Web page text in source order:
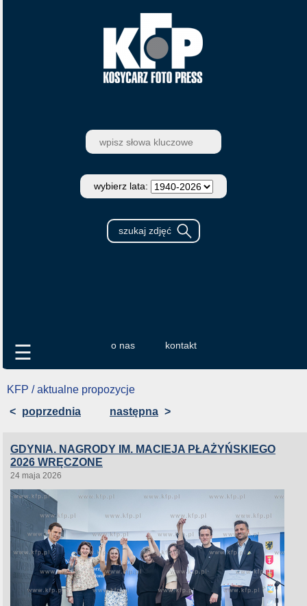
wybierz lata:
o nas kontakt
☰
KFP / aktualne propozycje
< poprzednia następna >
GDYNIA. NAGRODY IM. MACIEJA PŁAŻYŃSKIEGO
2026 WRĘCZONE
24 maja 2026